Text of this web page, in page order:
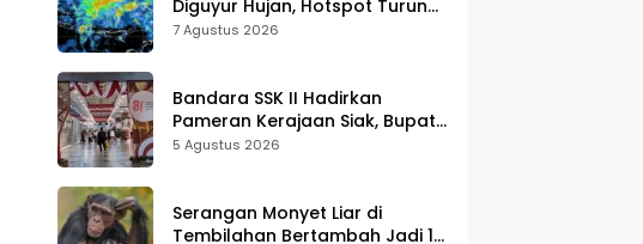
Diguyur Hujan, Hotspot Turun
Jadi 25 Titik
7 Agustus 2026
Bandara SSK II Hadirkan
Pameran Kerajaan Siak, Bupati
Afni: Jadi Ruang Edukasi
5 Agustus 2026
Serangan Monyet Liar di
Tembilahan Bertambah Jadi 16